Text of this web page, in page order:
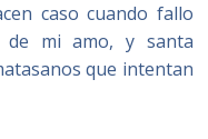
caso cuando fallo
de mi amo, y santa
que intentan